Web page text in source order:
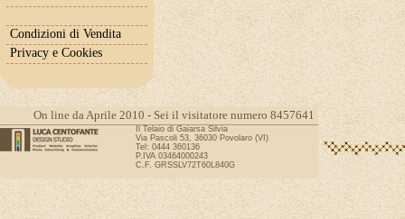
Condizioni di Vendita
Privacy e Cookies
On line da Aprile 2010 - Sei il visitatore numero 8457641
Il Telaio di Gaiarsa Silvia
Via Pascoli 53, 36030 Povolaro (VI)
Tel: 0444 360136
P.IVA 03464000243
C.F. GRSSLV72T60L840G